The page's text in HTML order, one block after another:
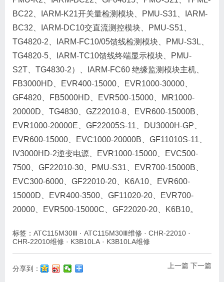
BC22、IARM-K21开关量检测模块、PMU-S31、IARM-
BC32、IARM-DC10交直流测控模块、PMU-S51、
TG4820-2、IARM-FC10/05馈线检测模块、PMU-S3L、
TG4820-5、IARM-TC10馈线终端显示模块、PMU-
S2T、TG4830-2）、IARM-FC60 绝缘监测模块主机、
FB3000HD、EVR400-15000、EVR1000-30000、
GF4820、FB5000HD、EVR500-15000、MR1000-
20000D、TG4830、GZ22010-8、EVR600-15000B、
EVR1000-20000E、GF22005S-11、DU3000H-GP、
EVR600-15000、EVC1000-20000B、GF11010S-11、
IV3000HD-2逆变电源、EVR1000-15000、EVC500-
7500、GF22010-30、PMU-S31、EVR700-15000B、
EVC300-6000、GF22010-20、K6A10、EVR600-
15000D、EVR400-3500、GF11020-20、EVR700-
20000、EVR500-15000C、GF22020-20、K6B10。
标签： ATC115M30Ⅲ · ATC115M30Ⅲ维修 · CHR-22010 ·
CHR-22010维修 · K3B10LA · K3B10LA维修
上一篇 下一篇
分享到：